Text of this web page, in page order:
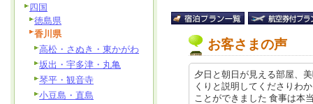
お客さまの声
夕日と朝日が見える部屋、
くりと説明してくださりわ
ことができました 食事は
四国
徳島県
香川県
高松・さぬき・東かがわ
坂出・宇多津・丸亀
琴平・観音寺
小豆島・直島